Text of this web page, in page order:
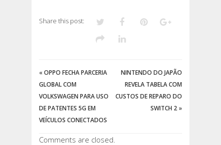
Share this post:
«OPPO FECHA PARCERIA
GLOBAL COM
VOLKSWAGEN PARA USO
DE PATENTES 5G EM
VEÍCULOS CONECTADOS
NINTENDO DO JAPÃO
REVELA TABELA COM
CUSTOS DE REPARO DO
SWITCH 2 »
Comments are closed.